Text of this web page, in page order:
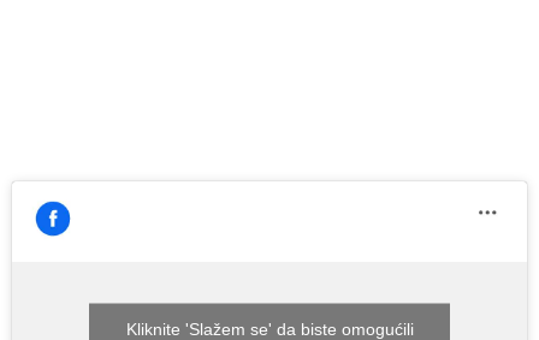
Kliknite 'Slažem se' da biste omogućili